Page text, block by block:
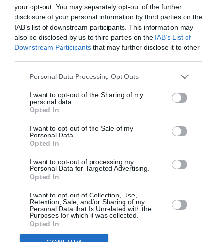
your opt-out. You may separately opt-out of the further
disclosure of your personal information by third parties on the
IAB’s list of downstream participants. This information may
also be disclosed by us to third parties on the IAB’s List of
Downstream Participants that may further disclose it to other
Personal Data Processing Opt Outs
I want to opt-out of the Sharing of my
personal data.
Opted In
I want to opt-out of the Sale of my
Personal Data.
Opted In
I want to opt-out of processing my
Personal Data for Targeted Advertising.
Opted In
I want to opt-out of Collection, Use,
Retention, Sale, and/or Sharing of my
Personal Data that Is Unrelated with the
Purposes for which it was collected.
Opted In
Alberts Wille (USA,1983)
Übersicht
Charles steigt zum leitenden Angestellten einer renommierten Firma
auf. Die Ingalls bewirtschaften eine kleine Farm im Norden Amerikas.